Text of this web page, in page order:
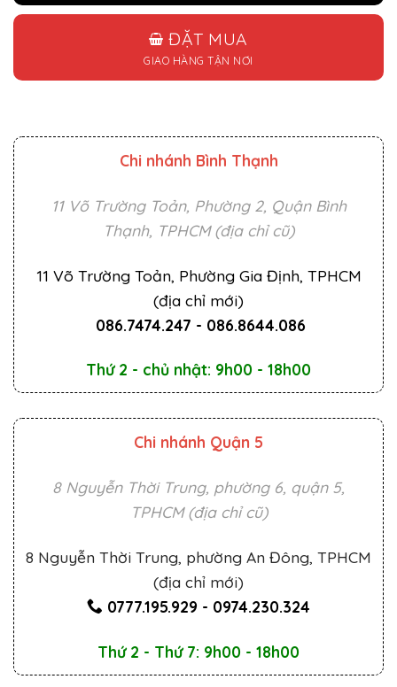
ĐẶT MUA
GIAO HÀNG TẬN NƠI
Chi nhánh Bình Thạnh
11 Võ Trường Toản, Phường 2, Quận Bình
Thạnh, TPHCM (địa chỉ cũ)
11 Võ Trường Toản, Phường Gia Định, TPHCM
(địa chỉ mới)
086.7474.247 - 086.8644.086
Thứ 2 - chủ nhật: 9h00 - 18h00
Chi nhánh Quận 5
8 Nguyễn Thời Trung, phường 6, quận 5,
TPHCM (địa chỉ cũ)
8 Nguyễn Thời Trung, phường An Đông, TPHCM
(địa chỉ mới)
0777.195.929 - 0974.230.324
Thứ 2 - Thứ 7: 9h00 - 18h00